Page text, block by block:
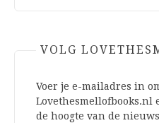
VOLG
Voer je e-mailadres in
Lovethesmellofbooks.nl
de hoogte van de